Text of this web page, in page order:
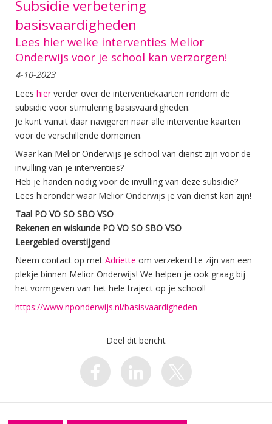
Subsidie verbetering
basisvaardigheden
Lees hier welke interventies Melior
Onderwijs voor je school kan verzorgen!
4-10-2023
Lees hierverder over de interventiekaarten rondom de
subsidie voor stimulering basisvaardigheden.
Je kunt vanuit daar navigeren naar alle interventie kaarten
voor de verschillende domeinen.
Waar kan Melior Onderwijs je school van dienst zijn voor de
invulling van je interventies?
Heb je handen nodig voor de invulling van deze subsidie?
Lees hieronder waar Melior Onderwijs je van dienst kan zijn!
Taal PO VO SO SBO VSO
Rekenen en wiskunde PO VO SO SBO VSO
Leergebied overstijgend
Neem contact op met Adriette om verzekerd te zijn van een
plekje binnen Melior Onderwijs! We helpen je ook graag bij
het vormgeven van het hele traject op je school!
https://www.nponderwijs.nl/basisvaardigheden
Deel dit bericht